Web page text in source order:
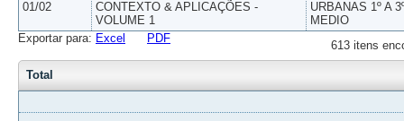
01/02
CONTEXTO & APLICAÇÕES -
VOLUME 1
URBANAS 1º A
MEDIO
613 itens
Exportar para: Excel PDF
Total